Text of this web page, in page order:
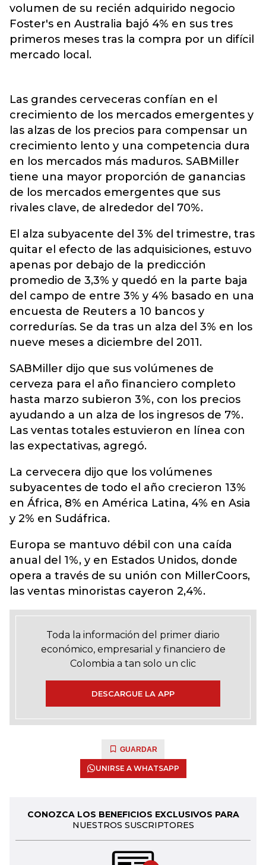
volumen de su recién adquirido negocio
Foster's en Australia bajó 4% en sus tres
primeros meses tras la compra por un difícil
mercado local.
Las grandes cerveceras confían en el
crecimiento de los mercados emergentes y
las alzas de los precios para compensar un
crecimiento lento y una competencia dura
en los mercados más maduros. SABMiller
tiene una mayor proporción de ganancias
de los mercados emergentes que sus
rivales clave, de alrededor del 70%.
El alza subyacente del 3% del trimestre, tras
quitar el efecto de las adquisiciones, estuvo
apenas por debajo de la predicción
promedio de 3,3% y quedó en la parte baja
del campo de entre 3% y 4% basado en una
encuesta de Reuters a 10 bancos y
corredurías. Se da tras un alza del 3% en los
nueve meses a diciembre del 2011.
SABMiller dijo que sus volúmenes de
cerveza para el año financiero completo
hasta marzo subieron 3%, con los precios
ayudando a un alza de los ingresos de 7%.
Las ventas totales estuvieron en línea con
las expectativas, agregó.
La cervecera dijo que los volúmenes
subyacentes de todo el año crecieron 13%
en África, 8% en América Latina, 4% en Asia
y 2% en Sudáfrica.
Europa se mantuvo débil con una caída
anual del 1%, y en Estados Unidos, donde
opera a través de su unión con MillerCoors,
las ventas minoristas cayeron 2,4%.
Toda la información del primer diario
económico, empresarial y financiero de
Colombia a tan solo un clic
DESCARGUE LA APP
GUARDAR
UNIRSE A WHATSAPP
CONOZCA LOS BENEFICIOS EXCLUSIVOS PARA
NUESTROS SUSCRIPTORES